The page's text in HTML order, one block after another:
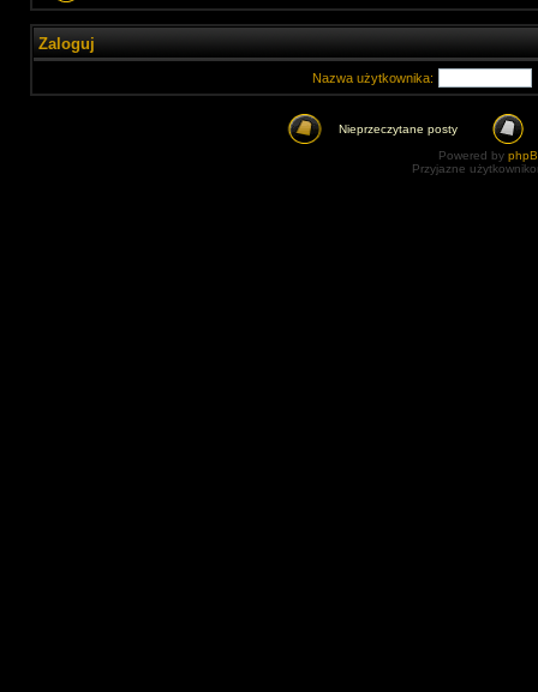
Zaloguj
Nazwa użytkownika:
Nieprzeczytane posty
Powered by
Przyjazne